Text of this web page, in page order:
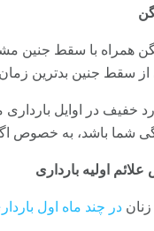
همراه با سقط جنین
سقط جنین بدترین
خفیف در اوایل
شما باشد، به خصوص
اولیه بارداری
در چند ماه اول